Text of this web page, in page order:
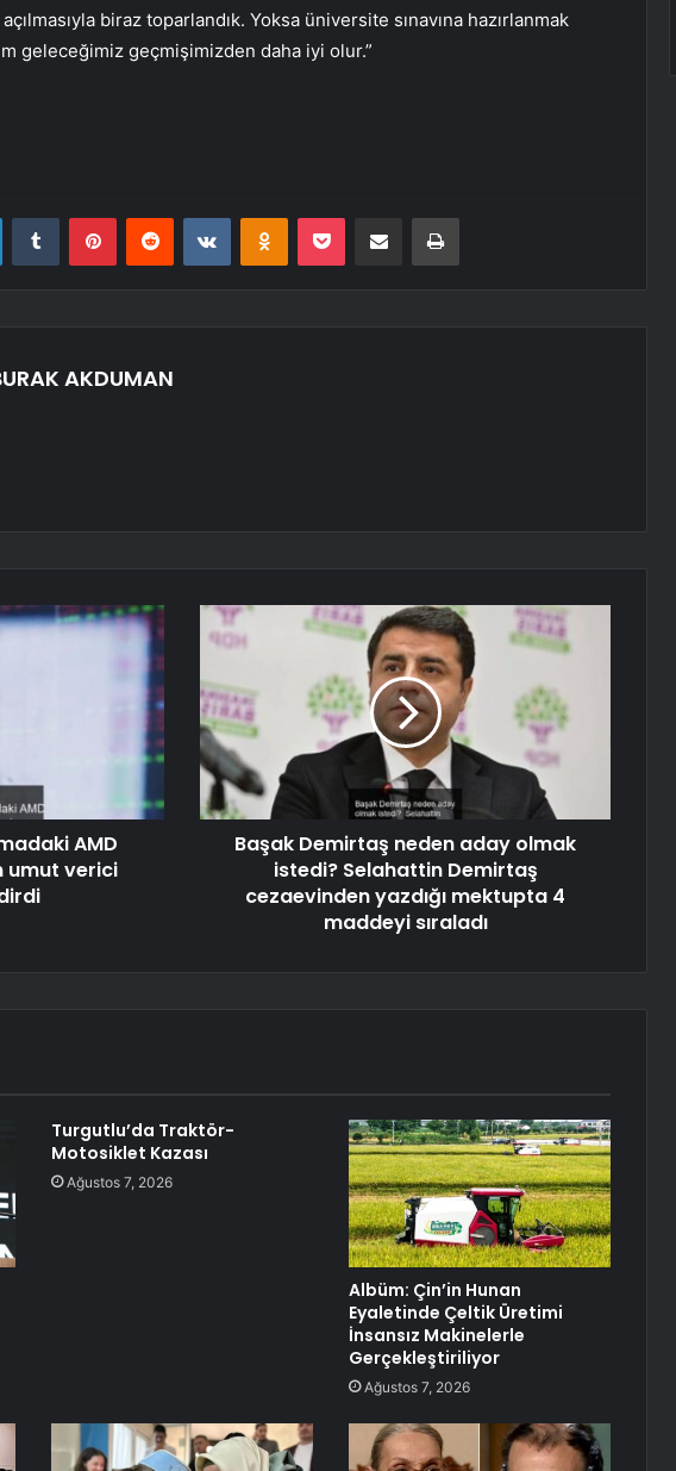
biraz toparlandık. Yoksa üniversite sınavına hazırlanmak
geleceğimiz geçmişimizden daha iyi olur.”
LinkedInTumblr PinterestReddit VKontakteOdnoklassniki
Pocket E-Posta ile paylaş Yazdır
AKDUMAN
AMD
umut verici
Başak Demirtaş neden aday olmak
istedi? Selahattin Demirtaş
cezaevinden yazdığı mektupta 4
maddeyi sıraladı
Turgutlu’da Traktör-
Motosiklet Kazası
Ağustos 7, 2026
Albüm: Çin’in Hunan
Eyaletinde Çeltik Üretimi
İnsansız Makinelerle
Gerçekleştiriliyor
Ağustos 7, 2026